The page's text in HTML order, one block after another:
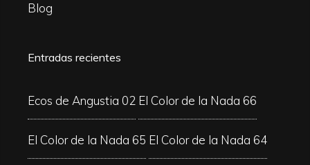
Blog
Entradas recientes
Ecos de Angustia 02 El Color de la Nada 66
El Color de la Nada 65 El Color de la Nada 64